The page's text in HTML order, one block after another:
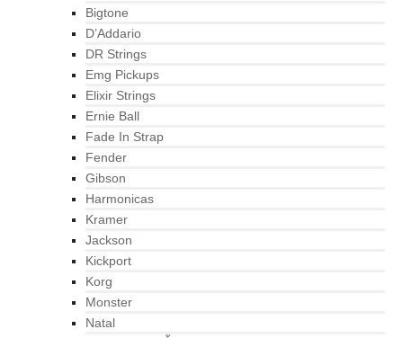
Bigtone
D’Addario
DR Strings
Emg Pickups
Elixir Strings
Ernie Ball
Fade In Strap
Fender
Gibson
Harmonicas
Kramer
Jackson
Kickport
Korg
Monster
Natal